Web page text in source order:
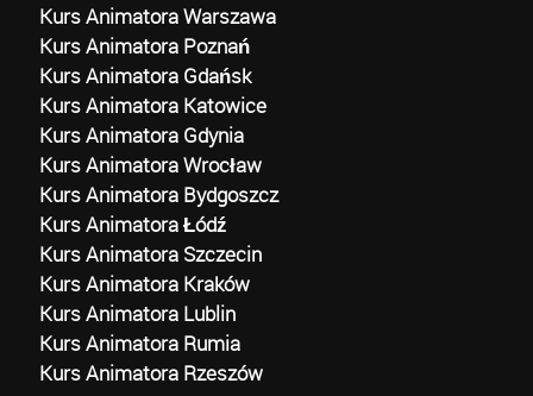
Kurs Animatora Warszawa
Kurs Animatora Poznań
Kurs Animatora Gdańsk
Kurs Animatora Katowice
Kurs Animatora Gdynia
Kurs Animatora Wrocław
Kurs Animatora Bydgoszcz
Kurs Animatora Łódź
Kurs Animatora Szczecin
Kurs Animatora Kraków
Kurs Animatora Lublin
Kurs Animatora Rumia
Kurs Animatora Rzeszów